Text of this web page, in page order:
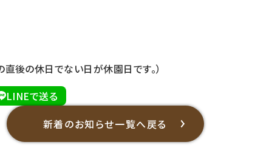
後の休日でない日が休園日です。）
LINEで送る
新着のお知らせ一覧へ戻る